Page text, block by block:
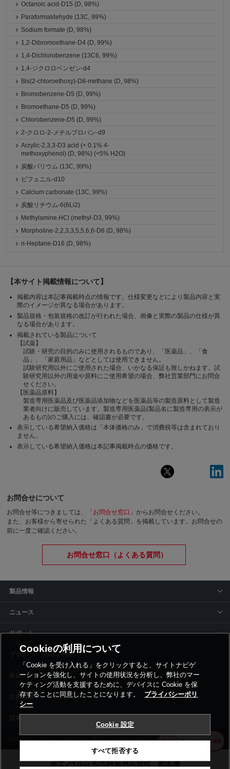
Octanoic acid-D15 (D, 98%)
Paraformaldehyde (13C, 99%)
Sodium formate (D, 98%)
1,2-Dibromoethane-D4 (D, 99%)
1,4-Dichlorobenzene (13C6, 99%)
1,4-ジクロロベンゼン-d4
Bis(2-chloroethoxy)-D8-methane (D, 98%)
Bromobenzene-D5 (D, 99%)
Bromoethane-D5 (D, 99%)
Chlorobenzene-D5 (D, 99%)
2-クロロ-2-メチルプロパン-d9
Acrylic-2,3,3-D3 acid (+ 0.1% 4-
methoxyphenol) (D, 98%) (<5% H2O)
炭酸バリウム (13C, 99%)
ビフェニル-d10
Calcium carbonate (13C, 99%)
炭酸リチウム-6(6Li2)
Methylamine.HCl (methyl-D3, 99%)
Morpholine-2,2,3,3,5,5,6,6-D8 (D, 98%)
n-Heptane-D16 (D, 98%)
【本サイト掲載情報について】
掲載内容は本記事掲載時点の情報です。仕様変更などにより製品内容と実
際のイメージが異なる場合があります。
製品規格・包装規格の改訂が行われた場合、画像と実際の製品の仕様が異
なる場合があります。
掲載されている製品について
【試薬】
試験・研究の目的のみに使用されるものであり、「医薬品」、「食
品」、「家庭用品」などとしては使用できません。
試験研究用以外にご使用された場合、いかなる保証も致しかねます。試
験研究用以外の用途や原料にご使用希望の場合、弊社営業部門にお問合
せください。
【医薬品原料】
製造専用医薬品及び医薬品添加物などを医薬品等の製造原料として製造
業者向けに販売しています。製造専用医薬品(製品名に製造専用の表示が
あるもの)のご購入には、確認書が必要です。
表示している希望納入価格は「本体価格のみ」で消費税等は含まれており
ません。
表示している希望納入価格は本記事掲載時点の価格です。
お問合せについて
お問合せ等につきましては、「 お問合せ窓口 」からお問合せください。
また、お客様から寄せられた「よくある質問」を掲載しています。お問合せの
前に一度ご確認ください。
お問合せ窓口（よくある質問）
製品情報
ニュース
サポート
siyaku-blog
取扱いメーカー
事業所一覧
利用規約 プライバシーポリシー コーポレートサイト Cookie設定
Cookieの利用について
「Cookie を受け入れる」をクリックすると、サイトナビゲ
ーションを強化し、サイトの使用状況を分析し、弊社のマー
ケティング活動を支援するために、デバイスに Cookie を保
存することに同意したことになります。
プライバシーポリ
シー
Cookie 設定
すべて拒否する